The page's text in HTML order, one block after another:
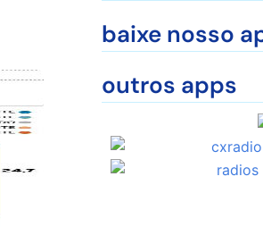
baixe nosso
outros apps